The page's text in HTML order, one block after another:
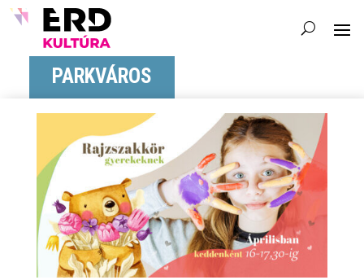
PARKVÁROS